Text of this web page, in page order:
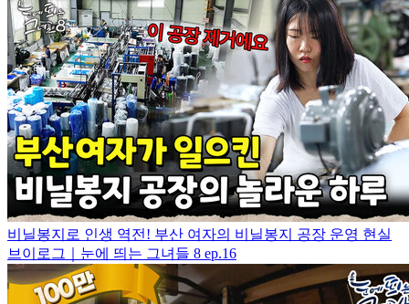
비닐봉지로 인생 역전! 부산 여자의 비닐봉지 공장 운영 현실
브이로그｜눈에 띄는 그녀들 8 ep.16